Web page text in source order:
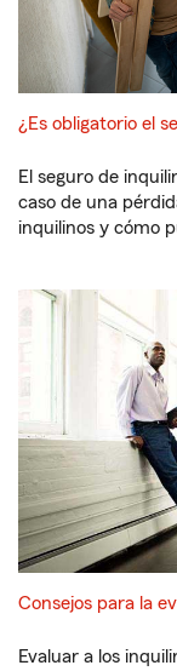
¿Es obligatorio el
El seguro de
caso de una
inquilinos y cómo
Consejos para la
Evaluar a los